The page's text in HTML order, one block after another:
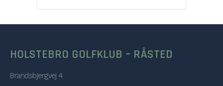
HOLSTEBRO GOLFKLUB – RÅSTED
Brandsbjergvej 4